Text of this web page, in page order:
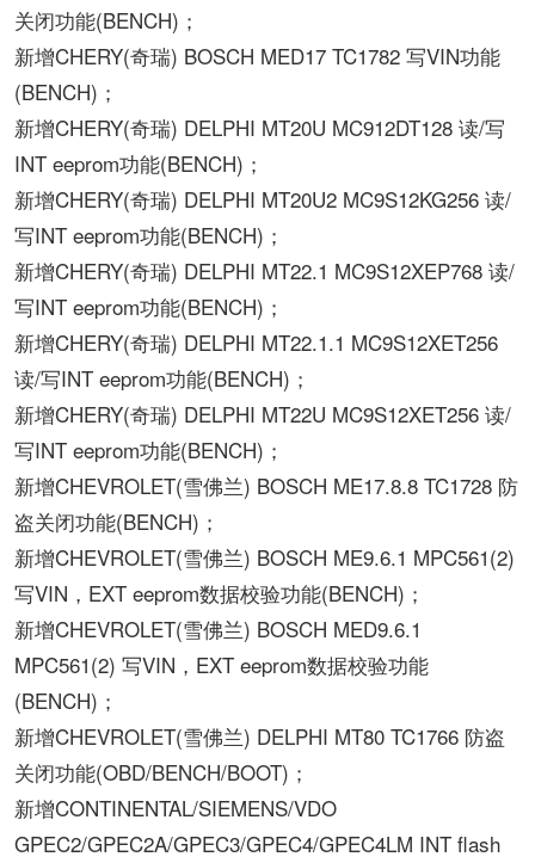
关闭功能(BENCH)；
新增CHERY(奇瑞) BOSCH MED17 TC1782 写VIN功能
(BENCH)；
新增CHERY(奇瑞) DELPHI MT20U MC912DT128 读/写
INT eeprom功能(BENCH)；
新增CHERY(奇瑞) DELPHI MT20U2 MC9S12KG256 读/
写INT eeprom功能(BENCH)；
新增CHERY(奇瑞) DELPHI MT22.1 MC9S12XEP768 读/
写INT eeprom功能(BENCH)；
新增CHERY(奇瑞) DELPHI MT22.1.1 MC9S12XET256
读/写INT eeprom功能(BENCH)；
新增CHERY(奇瑞) DELPHI MT22U MC9S12XET256 读/
写INT eeprom功能(BENCH)；
新增CHEVROLET(雪佛兰) BOSCH ME17.8.8 TC1728 防
盗关闭功能(BENCH)；
新增CHEVROLET(雪佛兰) BOSCH ME9.6.1 MPC561(2)
写VIN，EXT eeprom数据校验功能(BENCH)；
新增CHEVROLET(雪佛兰) BOSCH MED9.6.1
MPC561(2) 写VIN，EXT eeprom数据校验功能
(BENCH)；
新增CHEVROLET(雪佛兰) DELPHI MT80 TC1766 防盗
关闭功能(OBD/BENCH/BOOT)；
新增CONTINENTAL/SIEMENS/VDO
GPEC2/GPEC2A/GPEC3/GPEC4/GPEC4LM INT flash